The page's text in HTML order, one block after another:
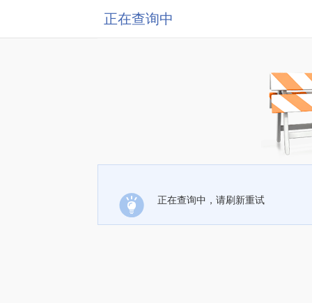
正在查询中
正在查询中，请刷新重试